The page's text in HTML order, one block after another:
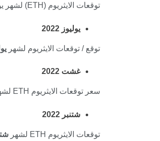
توقعات الايثريوم (ETH) لشهر يونيو 2022 هو 3،778.37 دولارًا ، بما في ذلك 4،254.21 دولارًا ، وسيكون الحد الأقصى للسعر 4،479.34 دولارًا.
يوليوز 2022
توقع / توقعات الايثريوم لشهر
غشت 2022
سعر توقعات الايثريوم ETH لشهر
شتنبر 2022
توقعات الايثريوم ETH لشهر